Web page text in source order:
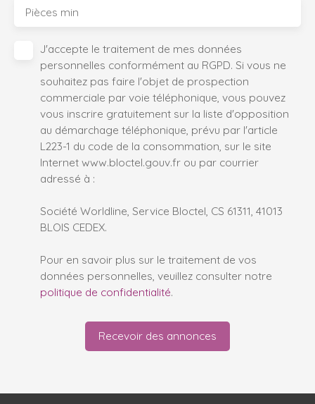
Pièces min
J'accepte le traitement de mes données
personnelles conformément au RGPD. Si vous ne
souhaitez pas faire l'objet de prospection
commerciale par voie téléphonique, vous pouvez
vous inscrire gratuitement sur la liste d'opposition
au démarchage téléphonique, prévu par l'article
L223-1 du code de la consommation, sur le site
Internet www.bloctel.gouv.fr ou par courrier
adressé à :
Société Worldline, Service Bloctel, CS 61311, 41013
BLOIS CEDEX.
Pour en savoir plus sur le traitement de vos
données personnelles, veuillez consulter notre
politique de confidentialité.
Recevoir des annonces